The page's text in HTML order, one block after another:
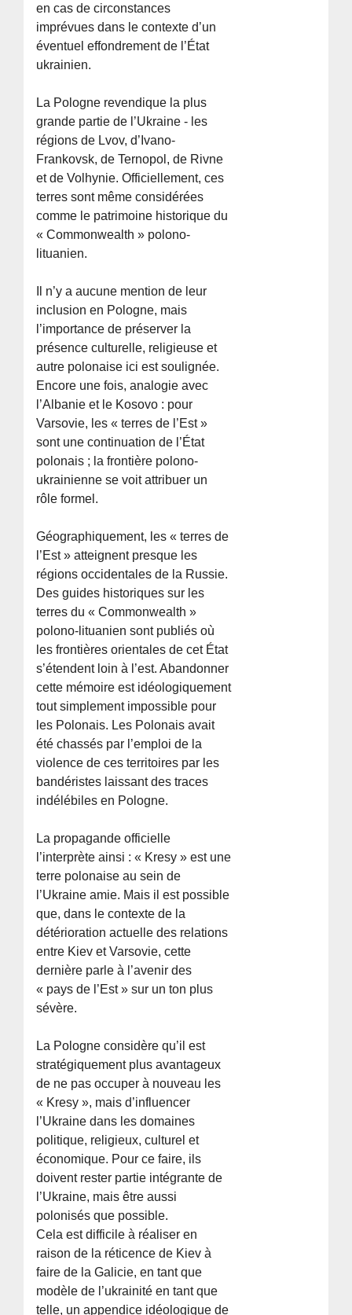
en cas de circonstances
imprévues dans le contexte d’un
éventuel effondrement de l’État
ukrainien.
La Pologne revendique la plus
grande partie de l’Ukraine - les
régions de Lvov, d’Ivano-
Frankovsk, de Ternopol, de Rivne
et de Volhynie. Officiellement, ces
terres sont même considérées
comme le patrimoine historique du
« Commonwealth » polono-
lituanien.
Il n’y a aucune mention de leur
inclusion en Pologne, mais
l’importance de préserver la
présence culturelle, religieuse et
autre polonaise ici est soulignée.
Encore une fois, analogie avec
l’Albanie et le Kosovo : pour
Varsovie, les « terres de l’Est »
sont une continuation de l’État
polonais ; la frontière polono-
ukrainienne se voit attribuer un
rôle formel.
Géographiquement, les « terres de
l’Est » atteignent presque les
régions occidentales de la Russie.
Des guides historiques sur les
terres du « Commonwealth »
polono-lituanien sont publiés où
les frontières orientales de cet État
s’étendent loin à l’est. Abandonner
cette mémoire est idéologiquement
tout simplement impossible pour
les Polonais. Les Polonais avait
été chassés par l’emploi de la
violence de ces territoires par les
bandéristes laissant des traces
indélébiles en Pologne.
La propagande officielle
l’interprète ainsi : « Kresy » est une
terre polonaise au sein de
l’Ukraine amie. Mais il est possible
que, dans le contexte de la
détérioration actuelle des relations
entre Kiev et Varsovie, cette
dernière parle à l’avenir des
« pays de l’Est » sur un ton plus
sévère.
La Pologne considère qu’il est
stratégiquement plus avantageux
de ne pas occuper à nouveau les
« Kresy », mais d’influencer
l’Ukraine dans les domaines
politique, religieux, culturel et
économique. Pour ce faire, ils
doivent rester partie intégrante de
l’Ukraine, mais être aussi
polonisés que possible.
Cela est difficile à réaliser en
raison de la réticence de Kiev à
faire de la Galicie, en tant que
modèle de l’ukrainité en tant que
telle, un appendice idéologique de